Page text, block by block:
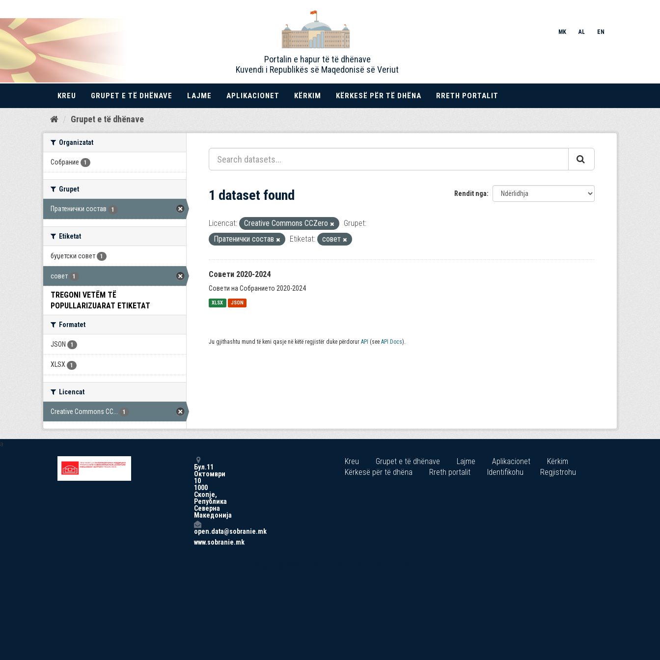
Kalo
Portalin e hapur të të dhënave
Kuvendi i Republikës së Maqedonisë së Veriut
MK AL EN
KREU GRUPET E TË DHËNAVE LAJME APLIKACIONET KËRKIM KËRKESË PËR TË DHËNA RRETH PORTALIT
Grupet e të dhënave
Organizatat
Собрание 1
Grupet
Пратенички состав 1
Etiketat
буџетски совет 1
совет 1
TREGONI VETËM TË
POPULLARIZUARAT ETIKETAT
Formatet
JSON 1
XLSX 1
Licencat
Creative Commons CC... 1
Rendit nga
1 dataset found
Licencat: Creative Commons CCZero
Grupet:
Пратенички состав
Etiketat: совет
Совети 2020-2024
Совети на Собранието 2020-2024
XLSX JSON
Ju gjithashtu mund të keni qasje në këtë regjistër duke përdorur API (see API Docs).
a
Бул.11
Октомври
10
1000
Скопје,
Република
Северна
Македонија
open.data@sobranie.mk
www.sobranie.mk
Kreu Grupet e të dhënave Lajme Aplikacionet
Kërkim
Kërkesë për të dhëna
Rreth portalit Identifikohu Regjistrohu